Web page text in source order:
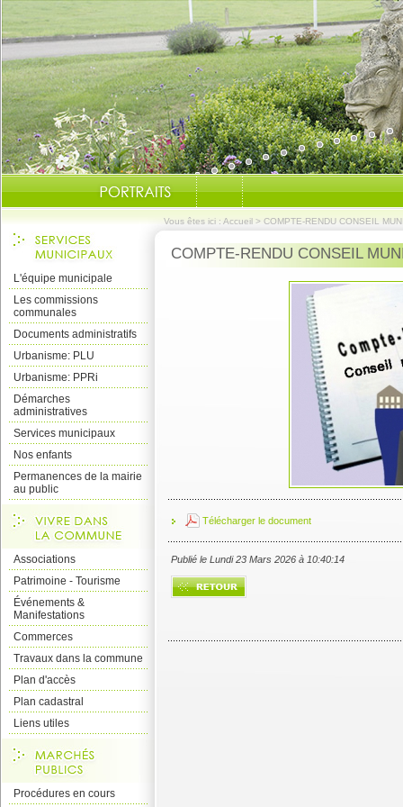
Vous êtes ici : Accueil > COMPTE-RENDU CONSEIL
L'équipe municipale
Les commissions
communales
Documents administratifs
Urbanisme: PLU
Urbanisme: PPRi
Démarches
administratives
Services municipaux
Nos enfants
Permanences de la mairie
au public
Associations
Patrimoine - Tourisme
Événements &
Manifestations
Commerces
Travaux dans la commune
Plan d'accès
Plan cadastral
Liens utiles
Procédures en cours
COMPTE-RENDU CONSEIL
Télécharger le document
Publié le Lundi 23 Mars 2026 à 10:40:14